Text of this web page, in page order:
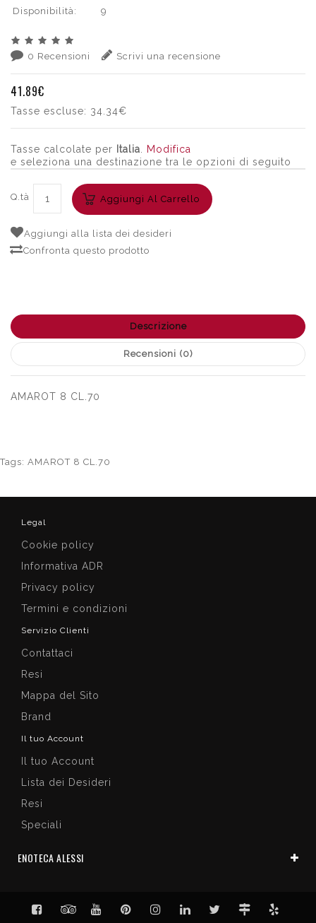
Disponibilità:
9
0 Recensioni Scrivi una recensione
41.89€
Tasse escluse: 34.34€
Tasse calcolate per Italia
Modifica
e seleziona una destinazione tra le opzioni di seguito
Q.tà Aggiungi Al Carrello
Aggiungi alla lista dei desideri
Confronta questo prodotto
Descrizione
Recensioni (0)
AMAROT 8 CL.70
Tags: AMAROT 8 CL.70
Legal
Cookie policy
Informativa ADR
Privacy policy
Termini e condizioni
Servizio Clienti
Contattaci
Resi
Mappa del Sito
Brand
Il tuo Account
Il tuo Account
Lista dei Desideri
Resi
Speciali
ENOTECA ALESSI